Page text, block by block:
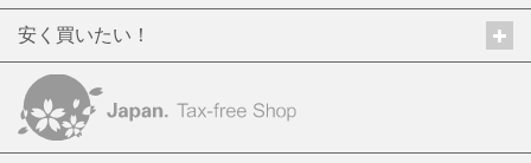
安く買いたい！